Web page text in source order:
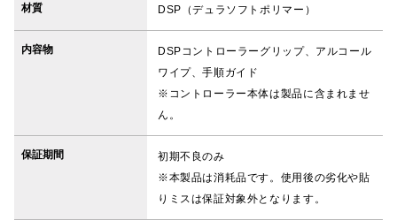
材質 DSP（デュラソフトポリマー）
内容物
DSPコントローラーグリップ、アルコール
ワイプ、手順ガイド
※コントローラー本体は製品に含まれませ
ん。
保証期間
初期不良のみ
※本製品は消耗品です。使用後の劣化や貼
りミスは保証対象外となります。